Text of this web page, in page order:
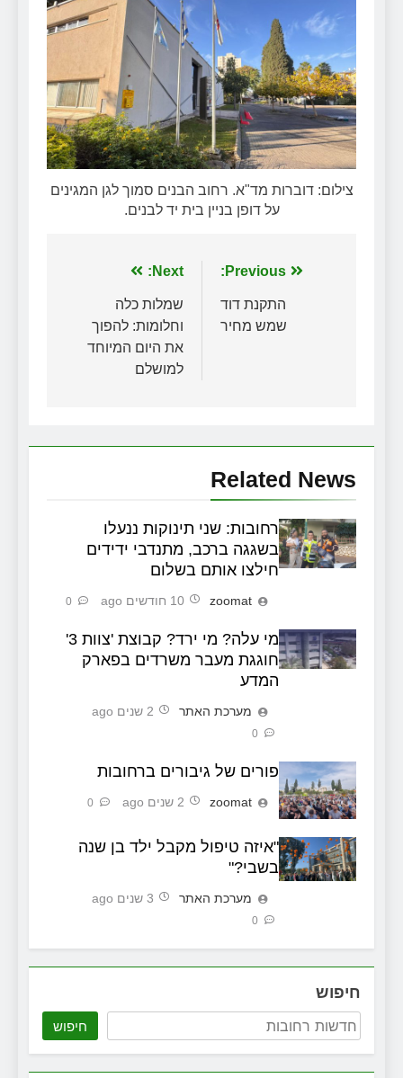
צילום: דוברות מד"א. רחוב הבנים סמוך לגן המגינים
על דופן בניין בית יד לבנים.
ניווט Previous:
התקנת דוד
שמש מחיר
Next:
שמלות כלה
וחלומות: להפוך
את היום המיוחד
למושלם
Related News
רחובות: שני תינוקות ננעלו
בשגגה ברכב, מתנדבי ידידים
חילצו אותם בשלום
zoomat 10 חודשים ago 0
מי עלה? מי ירד? קבוצת 'צוות 3'
חוגגת מעבר משרדים בפארק
המדע
מערכת האתר 2 שנים ago
0
פורים של גיבורים ברחובות
zoomat 2 שנים ago 0
"איזה טיפול מקבל ילד בן שנה
בשבי?"
מערכת האתר 3 שנים ago
0
חיפוש
חיפוש